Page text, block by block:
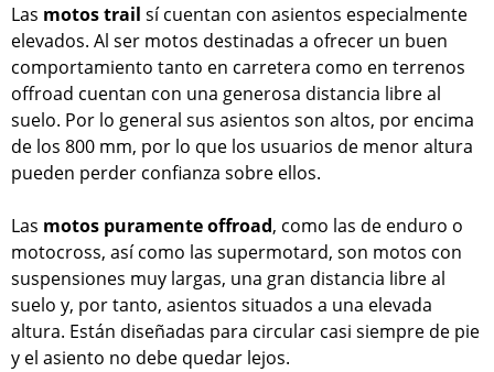
Las motos trail sí cuentan con asientos especialmente
elevados. Al ser motos destinadas a ofrecer un buen
comportamiento tanto en carretera como en terrenos
offroad cuentan con una generosa distancia libre al
suelo. Por lo general sus asientos son altos, por encima
de los 800 mm, por lo que los usuarios de menor altura
pueden perder confianza sobre ellos.
Las motos puramente offroad, como las de enduro o
motocross, así como las supermotard, son motos con
suspensiones muy largas, una gran distancia libre al
suelo y, por tanto, asientos situados a una elevada
altura. Están diseñadas para circular casi siempre de pie
y el asiento no debe quedar lejos.